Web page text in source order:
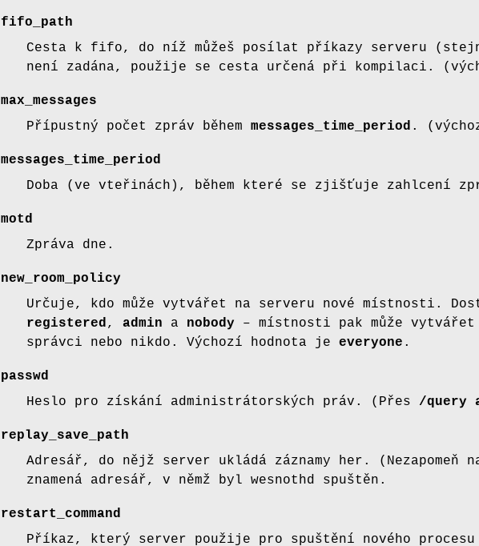
fifo_path
Cesta k fifo, do níž můžeš posílat příkazy serveru
není zadána, použije se cesta určená při kompilaci.
max_messages
Přípustný počet zpráv během messages_time_period .
messages_time_period
Doba (ve vteřinách), během které se zjišťuje zahlcení
motd
Zpráva dne.
new_room_policy
Určuje, kdo může vytvářet na serveru nové místnosti.
registered , admin a nobody – místnosti pak může
správci nebo nikdo. Výchozí hodnota je everyone .
passwd
Heslo pro získání administrátorských práv. (Přes /query
replay_save_path
Adresář, do nějž server ukládá záznamy her.
znamená adresář, v němž byl wesnothd spuštěn.
restart_command
Příkaz, který server použije pro spuštění nového